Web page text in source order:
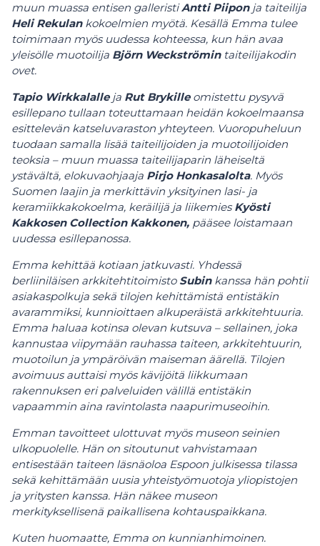
muun muassa entisen galleristiAntti Piiponja taiteilija
Heli Rekulankokoelmien myötä. Kesällä Emma tulee
toimimaan myös uudessa kohteessa, kun hän avaa
yleisölle muotoilija Björn Weckströmintaiteilijakodin
ovet.
Tapio Wirkkalalleja Rut Brykilleomistettu pysyvä
esillepano tullaan toteuttamaan heidän kokoelmaansa
esittelevän katseluvaraston yhteyteen. Vuoropuheluun
tuodaan samalla lisää taiteilijoiden ja muotoilijoiden
teoksia – muun muassa taiteilijaparin läheiseltä
ystävältä, elokuvaohjaaja Pirjo Honkasalolta. Myös
Suomen laajin ja merkittävin yksityinen lasi- ja
keramiikkakokoelma, keräilijä ja liikemiesKyösti
Kakkosen Collection Kakkonen, pääsee loistamaan
uudessa esillepanossa.
Emma kehittää kotiaan jatkuvasti. Yhdessä
berliiniläisen arkkitehtitoimisto Subinkanssa hän pohtii
asiakaspolkuja sekä tilojen kehittämistä entistäkin
avarammiksi, kunnioittaen alkuperäistä arkkitehtuuria.
Emma haluaa kotinsa olevan kutsuva – sellainen, joka
kannustaa viipymään rauhassa taiteen, arkkitehtuurin,
muotoilun ja ympäröivän maiseman äärellä. Tilojen
avoimuus auttaisi myös kävijöitä liikkumaan
rakennuksen eri palveluiden välillä entistäkin
vapaammin aina ravintolasta naapurimuseoihin.
Emman tavoitteet ulottuvat myös museon seinien
ulkopuolelle. Hän on sitoutunut vahvistamaan
entisestään taiteen läsnäoloa Espoon julkisessa tilassa
sekä kehittämään uusia yhteistyömuotoja yliopistojen
ja yritysten kanssa. Hän näkee museon
merkityksellisenä paikallisena kohtauspaikkana.
Kuten huomaatte, Emma on kunnianhimoinen.